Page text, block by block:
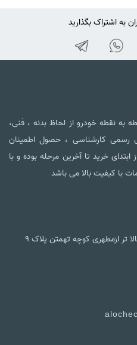
به اشتراک بگذارید
نقطه خودرو از لحاظ بدنه ، فنی،
رسمی کارشناسی ، حصول اطمینان
خرید تا آخرین مرحله بوده و با
با کیفیت بالا می باشد
سهروردی شمالی بالا تر ازمطهری کوچه تهمتن پلاک ۹